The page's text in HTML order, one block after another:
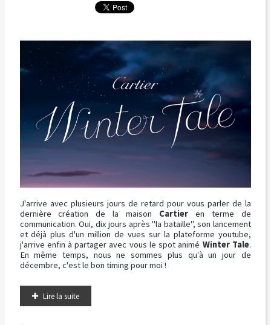
J'arrive avec plusieurs jours de retard pour vous parler de la
dernière création de la maison Cartier en terme de
communication. Oui, dix jours après "la bataille", son lancement
et déjà plus d'un million de vues sur la plateforme youtube,
j'arrive enfin à partager avec vous le spot animé Winter Tale.
En même temps, nous ne sommes plus qu'à un jour de
décembre, c'est le bon timing pour moi !
Lire la suite